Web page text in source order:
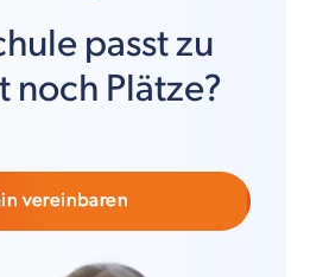
passt zu
noch Plätze?
vereinbaren